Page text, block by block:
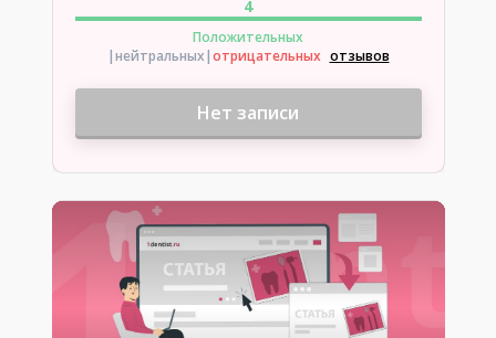
4
Положительных
|нейтральных|отрицательных отзывов
Нет записи